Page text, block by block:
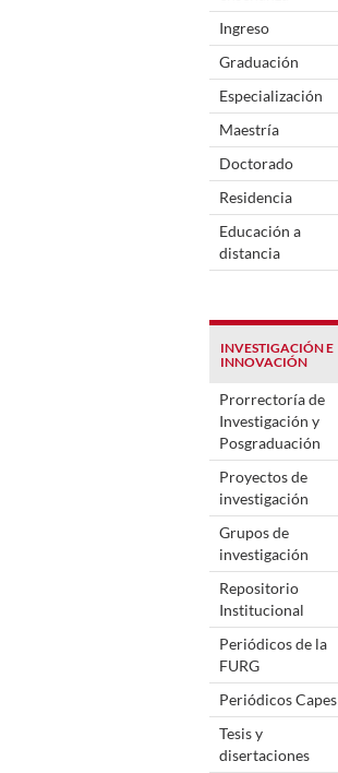
Ingreso
Graduación
Especialización
Maestría
Doctorado
Residencia
Educación a
distancia
INVESTIGACIÓN E
INNOVACIÓN
Prorrectoría de
Investigación y
Posgraduación
Proyectos de
investigación
Grupos de
investigación
Repositorio
Institucional
Periódicos de la
FURG
Periódicos Capes
Tesis y
disertaciones